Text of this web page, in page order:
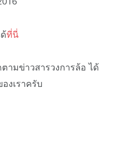
ที่นี่
ามข่าวสารวงการล้อ ได้
งเราครับ